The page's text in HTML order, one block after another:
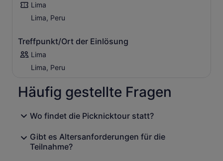
Lima
Lima, Peru
Treffpunkt/Ort der Einlösung
Lima
Lima, Peru
Häufig gestellte Fragen
Wo findet die Picknicktour statt?
Gibt es Altersanforderungen für die
Teilnahme?